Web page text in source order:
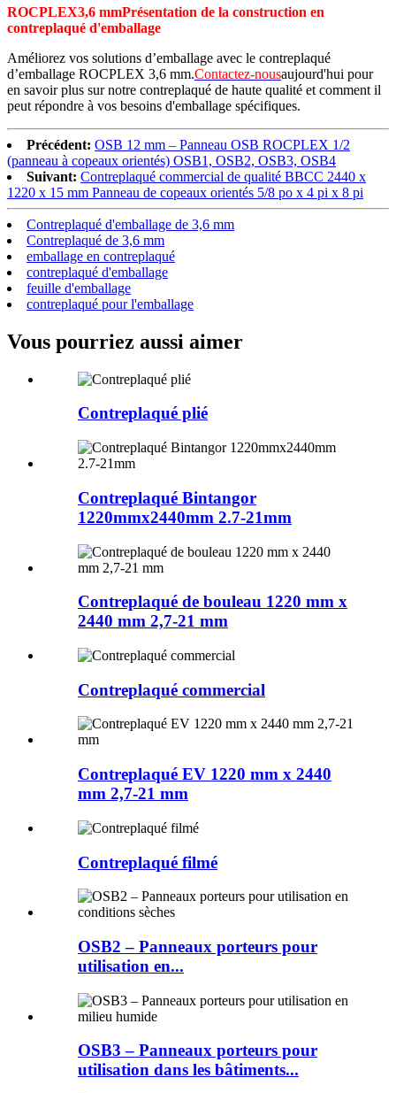
ROCPLEX3,6 mmPrésentation de la construction en
contreplaqué d'emballage
Améliorez vos solutions d’emballage avec le contreplaqué
d’emballage ROCPLEX 3,6 mm.Contactez-nousaujourd'hui pour
en savoir plus sur notre contreplaqué de haute qualité et comment il
peut répondre à vos besoins d'emballage spécifiques.
Précédent: OSB 12 mm – Panneau OSB ROCPLEX 1/2
(panneau à copeaux orientés) OSB1, OSB2, OSB3, OSB4
Suivant: Contreplaqué commercial de qualité BBCC 2440 x
1220 x 15 mm Panneau de copeaux orientés 5/8 po x 4 pi x 8 pi
Contreplaqué d'emballage de 3,6 mm
Contreplaqué de 3,6 mm
emballage en contreplaqué
contreplaqué d'emballage
feuille d'emballage
contreplaqué pour l'emballage
Vous pourriez aussi aimer
Contreplaqué plié
Contreplaqué Bintangor
1220mmx2440mm 2.7-21mm
Contreplaqué de bouleau 1220 mm x
2440 mm 2,7-21 mm
Contreplaqué commercial
Contreplaqué EV 1220 mm x 2440
mm 2,7-21 mm
Contreplaqué filmé
OSB2 – Panneaux porteurs pour
utilisation en...
OSB3 – Panneaux porteurs pour
utilisation dans les bâtiments...